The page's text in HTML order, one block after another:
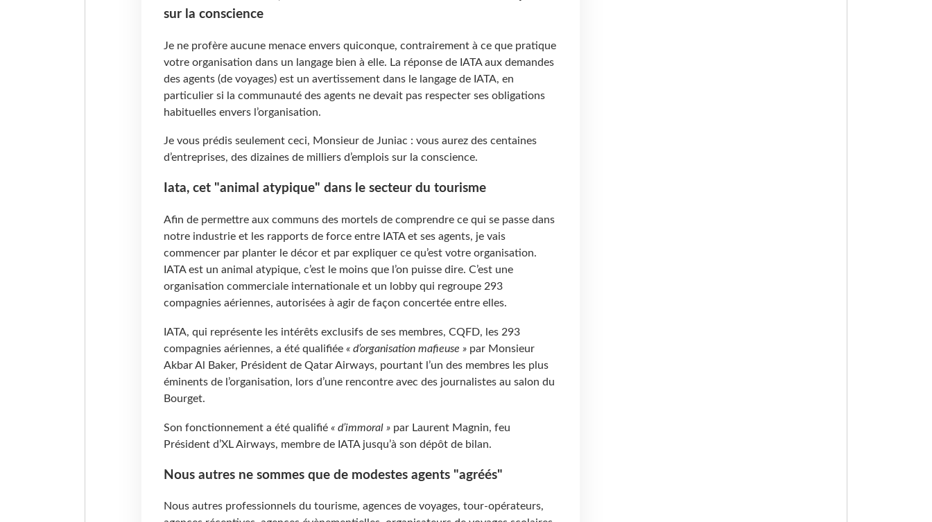
sur la conscience
Je ne profère aucune menace envers quiconque, contrairement à ce que pratique
votre organisation dans un langage bien à elle. La réponse de IATA aux demandes
des agents (de voyages) est un avertissement dans le langage de IATA, en
particulier si la communauté des agents ne devait pas respecter ses obligations
habituelles envers l’organisation.
Je vous prédis seulement ceci, Monsieur de Juniac : vous aurez des centaines
d’entreprises, des dizaines de milliers d’emplois sur la conscience.
Iata, cet "animal atypique" dans le secteur du tourisme
Afin de permettre aux communs des mortels de comprendre ce qui se passe dans
notre industrie et les rapports de force entre IATA et ses agents, je vais
commencer par planter le décor et par expliquer ce qu’est votre organisation.
IATA est un animal atypique, c’est le moins que l’on puisse dire. C’est une
organisation commerciale internationale et un lobby qui regroupe 293
compagnies aériennes, autorisées à agir de façon concertée entre elles.
IATA, qui représente les intérêts exclusifs de ses membres, CQFD, les 293
compagnies aériennes, a été qualifiée « d’organisation mafieuse »par Monsieur
Akbar Al Baker, Président de Qatar Airways, pourtant l’un des membres les plus
éminents de l’organisation, lors d’une rencontre avec des journalistes au salon du
Bourget.
Son fonctionnement a été qualifié « d’immoral »par Laurent Magnin, feu
Président d’XL Airways, membre de IATA jusqu’à son dépôt de bilan.
Nous autres ne sommes que de modestes agents "agréés"
Nous autres professionnels du tourisme, agences de voyages, tour-opérateurs,